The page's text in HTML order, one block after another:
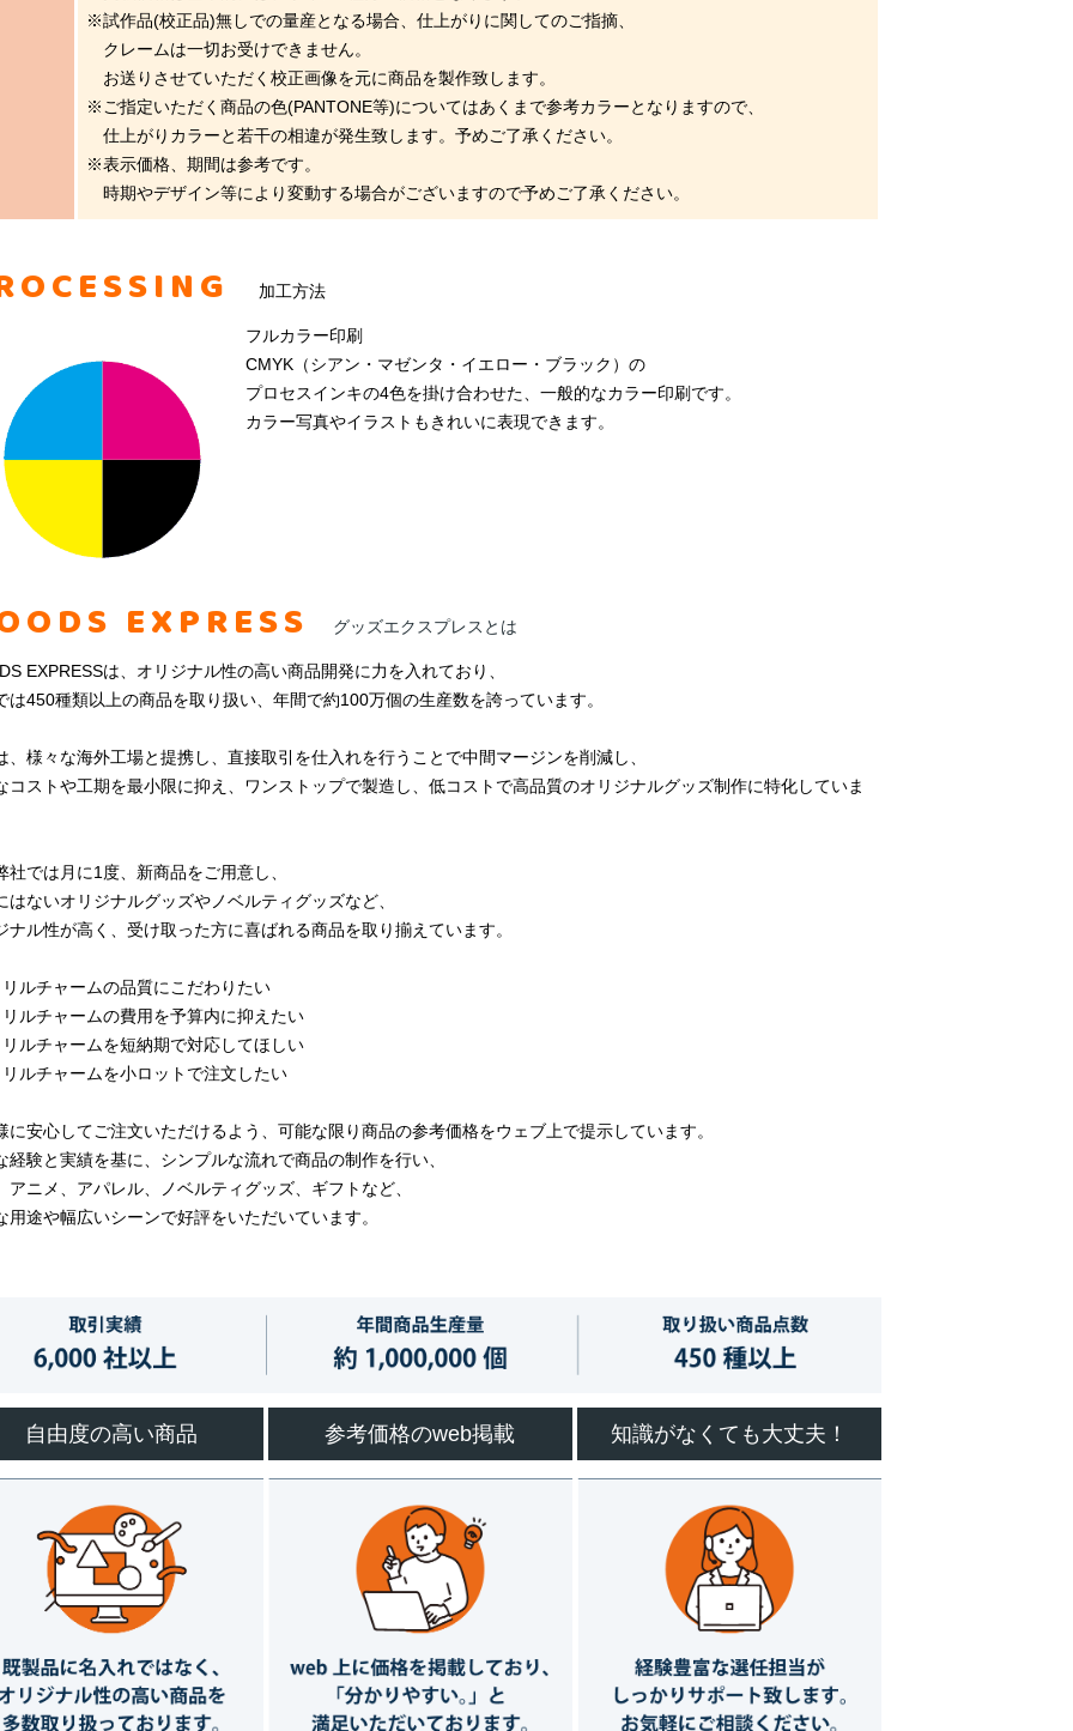
※試作品(校正品)無しでの量産となる場合、仕上がりに関してのご指摘、
クレームは一切お受けできません。
お送りさせていただく校正画像を元に商品を製作致します。
※ご指定いただく商品の色(PANTONE等)についてはあくまで参考カラーとなりますので、
仕上がりカラーと若干の相違が発生致します。予めご了承ください。
※表示価格、期間は参考です。
時期やデザイン等により変動する場合がございますので予めご了承ください。
加工方法
フルカラー印刷
CMYK（シアン・マゼンタ・イエロー・ブラック）の
プロセスインキの4色を掛け合わせた、一般的なカラー印刷です。
カラー写真やイラストもきれいに表現できます。
EXPRESS グッズエクスプレスとは
EXPRESSは、オリジナル性の高い商品開発に力を入れており、
は450種類以上の商品を取り扱い、年間で約100万個の生産数を誇っています。
、様々な海外工場と提携し、直接取引を仕入れを行うことで中間マージンを削減し、
コストや工期を最小限に抑え、ワンストップで製造し、低コストで高品質のオリジナルグッズ制作に特化していま
社では月に1度、新商品をご用意し、
はないオリジナルグッズやノベルティグッズなど、
ナル性が高く、受け取った方に喜ばれる商品を取り揃えています。
ルチャームの品質にこだわりたい
ルチャームの費用を予算内に抑えたい
ルチャームを短納期で対応してほしい
ルチャームを小ロットで注文したい
に安心してご注文いただけるよう、可能な限り商品の参考価格をウェブ上で提示しています。
経験と実績を基に、シンプルな流れで商品の制作を行い、
アニメ、アパレル、ノベルティグッズ、ギフトなど、
用途や幅広いシーンで好評をいただいています。
自由度の高い商品 参考価格のweb掲載 知識がなくても大丈夫！